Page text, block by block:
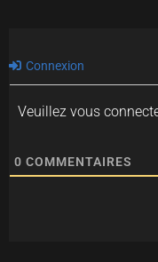
Connexion
Veuillez vous
0 COMMENTAIRES